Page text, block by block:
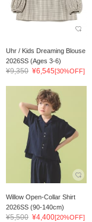
Uhr / Kids Dreaming Blouse
2026SS (Ages 3-6)
¥9,350 ¥6,545[30%OFF]
Willow Open-Collar Shirt
2026SS (90-140cm)
¥5,500 ¥4,400[20%OFF]